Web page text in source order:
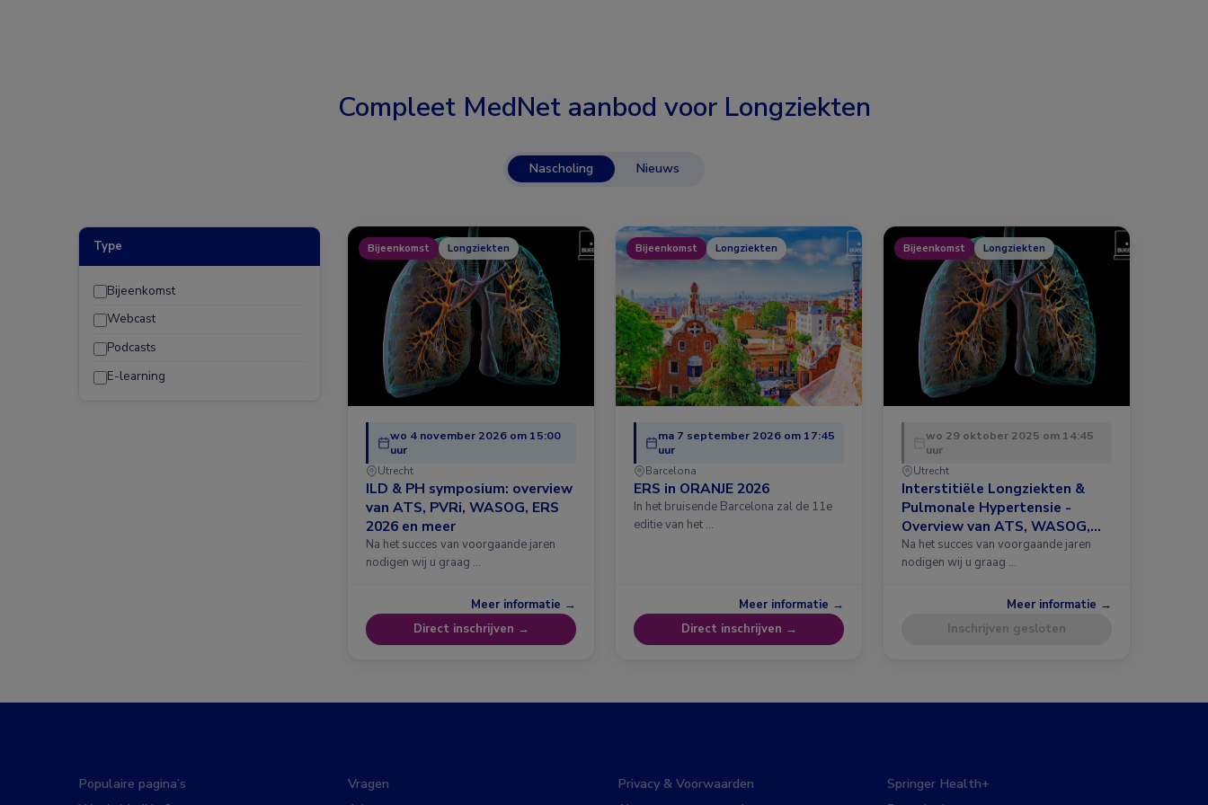
Compleet MedNet aanbod voor Longziekten
Nascholing Nieuws
Type
Bijeenkomst
Webcast
Podcasts
E-learning
Bijeenkomst Longziekten
wo 4 november 2026 om 15:00
uur
Utrecht
ILD & PH symposium: overview
van ATS, PVRi, WASOG, ERS
2026 en meer
Na het succes van voorgaande jaren
nodigen wij u graag …
Meer informatie →
Direct inschrijven →
Bijeenkomst Longziekten
ma 7 september 2026 om 17:45
uur
Barcelona
ERS in ORANJE 2026
In het bruisende Barcelona zal de 11e
editie van het …
Meer informatie →
Direct inschrijven →
Bijeenkomst Longziekten
wo 29 oktober 2025 om 14:45
uur
Utrecht
Interstitiële Longziekten &
Pulmonale Hypertensie -
Overview van ATS, WASOG,
ERS 2025 en meer
Na het succes van voorgaande jaren
nodigen wij u graag …
Meer informatie →
Inschrijven gesloten
Populaire pagina’s
Vragen
Privacy & Voorwaarden
Springer Health+